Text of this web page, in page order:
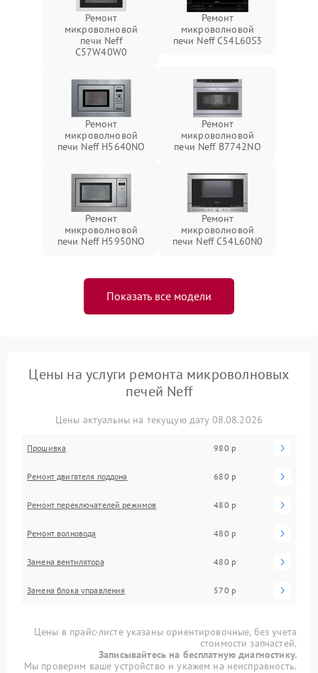
Ремонт
микроволновой
печи Neff
C57W40W0
Ремонт
микроволновой
печи Neff C54L60S3
Ремонт
микроволновой
печи Neff H5640NO
Ремонт
микроволновой
печи Neff B7742NO
Ремонт
микроволновой
печи Neff H5950NO
Ремонт
микроволновой
печи Neff C54L60N0
Показать все модели
Цены на услуги ремонта микроволновых
печей Neff
Цены актуальны на текущую дату 08.08.2026
Прошивка 980 р
Ремонт двигателя поддона 680 р
Ремонт переключателей режимов 480 р
Ремонт волновода 480 р
Замена вентилятора 480 р
Замена блока управления 570 р
Цены в прайс-листе указаны ориентировочные, без учета
стоимости запчастей.
Записывайтесь на бесплатную диагностику.
Мы проверим ваше устройство и укажем на неисправность.